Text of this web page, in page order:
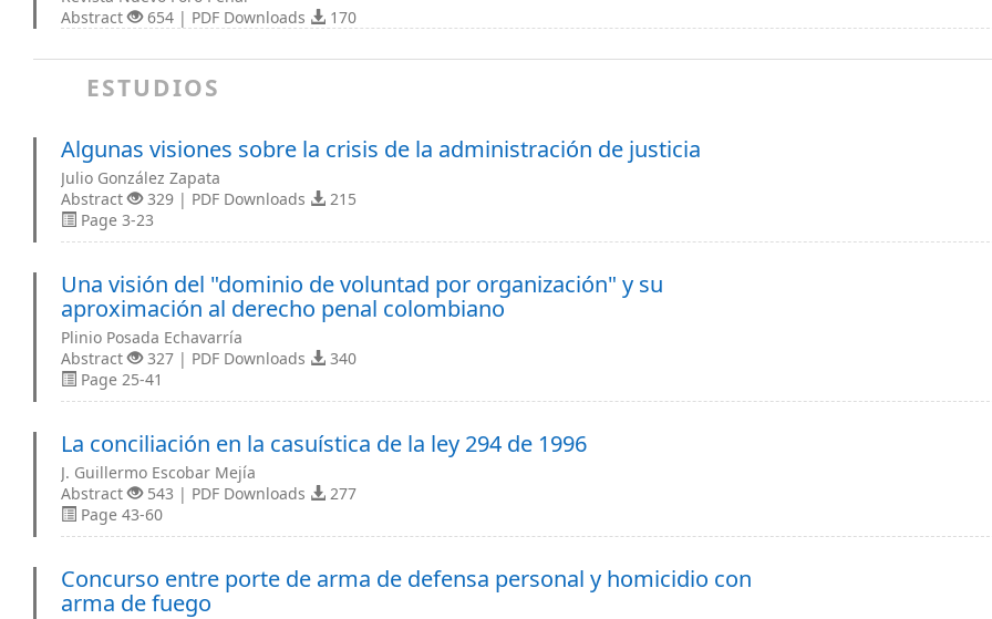
Abstract
654 | PDF Downloads 170
ESTUDIOS
Algunas visiones sobre la crisis de la administración de justicia
Julio González Zapata
Abstract
329 | PDF Downloads
215
Page 3-23
Una visión del "dominio de voluntad por organización" y su
aproximación al derecho penal colombiano
Plinio Posada Echavarría
Abstract
327 | PDF Downloads
340
Page 25-41
La conciliación en la casuística de la ley 294 de 1996
J. Guillermo Escobar Mejía
Abstract
543 | PDF Downloads
277
Page 43-60
Concurso entre porte de arma de defensa personal y homicidio con
arma de fuego